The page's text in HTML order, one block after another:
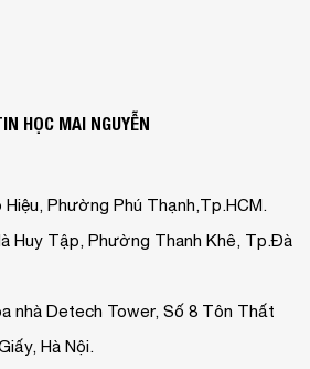
HỌC MAI NGUYỄN
Phường Phú Thạnh,Tp.HCM.
Huy Tập, Phường Thanh Khê, Tp.Đà
nhà Detech Tower, Số 8 Tôn Thất
Hà Nội.